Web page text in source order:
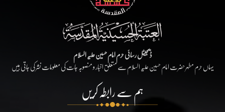
ڈیجیٹل رسائی حرم امام حسین علیہ السلام
یہاں حرم مطہر حضرت امام حسین علیہ السلام سے متعلق اخبار و منصوبہ جات کی معلومات نشر کی جاتی ہیں
ہم سے رابطہ کریں